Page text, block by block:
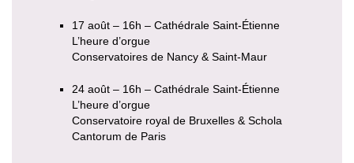
17 août – 16h – Cathédrale Saint-Étienne
L’heure d’orgue
Conservatoires de Nancy & Saint-Maur
24 août – 16h – Cathédrale Saint-Étienne
L’heure d’orgue
Conservatoire royal de Bruxelles & Schola
Cantorum de Paris